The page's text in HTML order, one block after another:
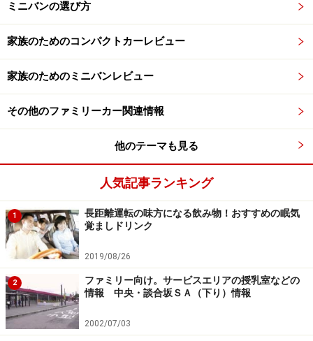
す。
数年前の調査によれば、アクセルとブレーキの踏み間違
い事故の年代別の割合は、女性の場合「18歳から29歳」
を気にしていて、ブレーキペダルから足が外れ、踏み直
したと思ったらアクセルだったというパターンも含まれ
踏み間違い事故の多くはバッグ時に起きています。
をひねった状態だと、足元の感覚が分からなくなり、ブ
レーキを踏んだつもりでもアクセルを踏みやすくなるか
らです。後ろの席の子どもに気を取られることが多い信
号待ちでは、PかNレンジ（エンジンの動力がタイヤに伝
わらない状態）に入れておく習慣をつけておけば、振り
返ったときに万が一、ブレーキから足が外れてしまって
も急発進する事故は防げます。
ミニバンの選び方
家族のためのコンパクトカーレビュー
家族のためのミニバンレビュー
その他のファミリーカー関連情報
他のテーマも見る
人気記事ランキング
1
長距離運転の味方になる飲み物！おすすめの眠気
覚ましドリンク
2019/08/26
2
ファミリー向け。サービスエリアの授乳室などの
情報 中央・談合坂ＳＡ（下り）情報
2002/07/03